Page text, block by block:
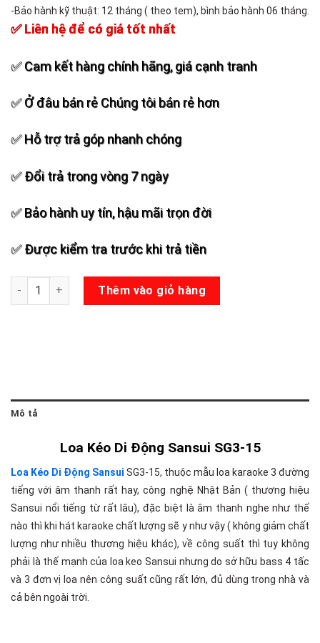
-Bảo hành kỹ thuật: 12 tháng ( theo tem), bình bảo hành 06 tháng.
✅ Liên hệ để có giá tốt nhất
✅ Cam kết hàng chính hãng, giá cạnh tranh
✅ Ở đâu bán rẻ Chúng tôi bán rẻ hơn
✅ Hỗ trợ trả góp nhanh chóng
✅ Đổi trả trong vòng 7 ngày
✅ Bảo hành uy tín, hậu mãi trọn đời
✅ Được kiểm tra trước khi trả tiền
Loa Kéo Sansui SG3-15 số lượng
Thêm vào giỏ hàng
Mô tả
Loa Kéo Di Động Sansui SG3-15
Loa Kéo Di Động Sansui SG3-15, thuộc mẫu loa karaoke 3 đường
tiếng với âm thanh rất hay, công nghệ Nhật Bản ( thương hiệu
Sansui nổi tiếng từ rất lâu), đặc biệt là âm thanh nghe như thế
nào thì khi hát karaoke chất lượng sẽ y như vậy ( không giảm chất
lượng như nhiều thương hiệu khác), về công suất thì tuy không
phải là thế mạnh của loa keo Sansui nhưng do sở hữu bass 4 tấc
và 3 đơn vị loa nên công suất cũng rất lớn, đủ dùng trong nhà và
cả bên ngoài trời.